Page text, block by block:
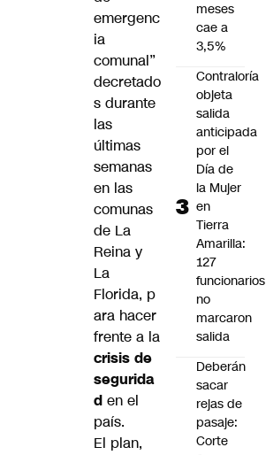
emergenc
ia
comunal”
decretado
s durante
las
últimas
semanas
en las
comunas
de La
Reina y
La
Florida, p
ara hacer
frente a la
crisis de
segurida
d en el
país.
El plan,
meses
cae a
3,5%
Contraloría
objeta
salida
anticipada
por el
Día de
la Mujer
en
Tierra
Amarilla:
127
funcionarios
no
marcaron
salida
Deberán
sacar
rejas de
pasaje:
Corte